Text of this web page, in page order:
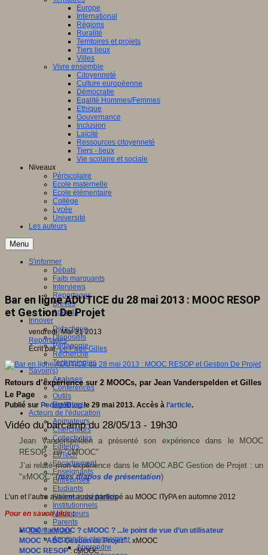
Europe
International
Régions
Ruralité
Territoires et projets
Tiers lieux
Villes
Vivre ensemble
Citoyenneté
Culture européenne
Démocratie
Egalité Hommes/Femmes
Ethique
Gouvernance
Inclusion
Laïcité
Ressources citoyenneté
Tiers - lieux
Vie scolaire et sociale
Niveaux
Périscolaire
Ecole maternelle
Ecole élémentaire
Collège
Lycée
Université
Les auteurs
Menu
S'informer
Débats
Faits marquants
Interviews
Reportages
Brèves
Agenda
Innover
Didactique
Dispositifs
Pédagogie
Recherche
Technologies
Savoir(s)
Analyses
Conférences
Outils
Pratiques
Acteurs de l'éducation
Animateurs
Chercheurs
Collectivités
Editeurs
EdTech
Encadrement
Enseignants
Entreprises
Etudiants
Filières industrielles
Institutionnels
Médiateurs
Parents
Thématiques
Apprendre et enseigner
Apprendre
Bar en ligne ADUTICE du 28 mai 2013 : MOOC RESOP
et Gestion De Projet
vendredi, Mai 31 2013
Reportages
Écrit parLe Page Gilles
Retours d’expérience sur 2 MOOCs, par Jean Vanderspelden et Gilles
Le Page
Publié sur PedagoBlogle 29 mai 2013. Accès à l’article.
Vidéo du barcamp du 28/05/13 - 19h30
Jean Vanderspelden a présenté son expérience dans le MOOC
RESOP : un "cMOOC"
J’ai relaté mon expérience dans le MOOC ABC Gestion de Projet : un
"xMOOC" (mes diapos de présentation)
L’un et l’autre avaient aussi participé au MOOC ITyPA en automne 2012
Pour en savoir plus:
MOOC ? xMOOC ? cMOOC ? ...le point de vue d’un utilisateur
MOOC "ABC Gestion de Projet": xMOOC
MOOC RESOP: cMOOC